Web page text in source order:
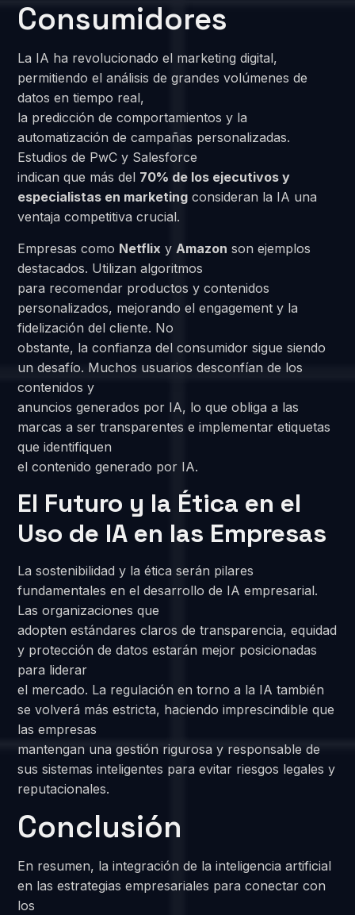
Consumidores
La IA ha revolucionado el marketing digital,
permitiendo el análisis de grandes volúmenes de
datos en tiempo real,
la predicción de comportamientos y la
automatización de campañas personalizadas.
Estudios de PwC y Salesforce
indican que más del 70% de los ejecutivos y
especialistas en marketing consideran la IA una
ventaja competitiva crucial.
Empresas como Netflix y Amazon son ejemplos
destacados. Utilizan algoritmos
para recomendar productos y contenidos
personalizados, mejorando el engagement y la
fidelización del cliente. No
obstante, la confianza del consumidor sigue siendo
un desafío. Muchos usuarios desconfían de los
contenidos y
anuncios generados por IA, lo que obliga a las
marcas a ser transparentes e implementar etiquetas
que identifiquen
el contenido generado por IA.
El Futuro y la Ética en el
Uso de IA en las Empresas
La sostenibilidad y la ética serán pilares
fundamentales en el desarrollo de IA empresarial.
Las organizaciones que
adopten estándares claros de transparencia, equidad
y protección de datos estarán mejor posicionadas
para liderar
el mercado. La regulación en torno a la IA también
se volverá más estricta, haciendo imprescindible que
las empresas
mantengan una gestión rigurosa y responsable de
sus sistemas inteligentes para evitar riesgos legales y
reputacionales.
Conclusión
En resumen, la integración de la inteligencia artificial
en las estrategias empresariales para conectar con
los